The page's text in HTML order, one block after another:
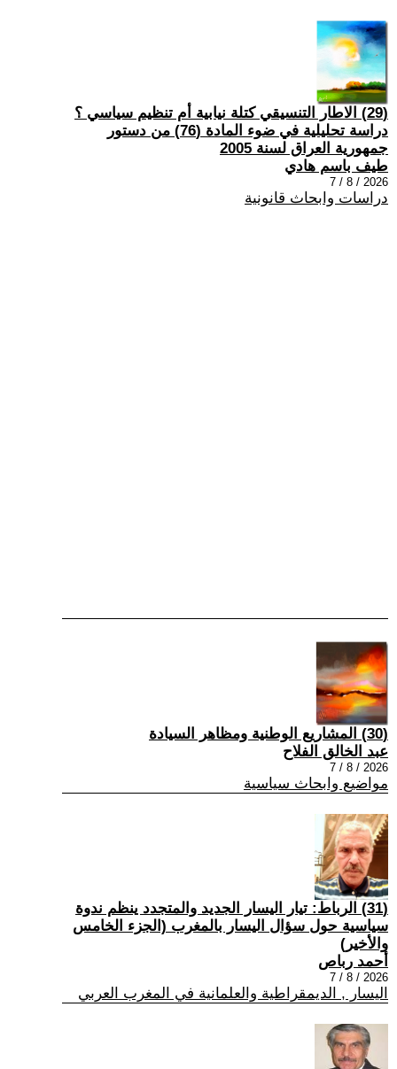
(29) الاطار التنسيقي كتلة نيابية أم تنظيم سياسي ؟
دراسة تحليلية في ضوء المادة (76) من دستور
جمهورية العراق لسنة 2005
طيف باسم هادي
2026 / 8 / 7
دراسات وابحاث قانونية
(30) المشاريع الوطنية ومظاهر السيادة
عبد الخالق الفلاح
2026 / 8 / 7
مواضيع وابحاث سياسية
(31) الرباط: تيار اليسار الجديد والمتجدد ينظم ندوة
سياسية حول سؤال اليسار بالمغرب (الجزء الخامس
والأخير)
أحمد رباص
2026 / 8 / 7
اليسار , الديمقراطية والعلمانية في المغرب العربي